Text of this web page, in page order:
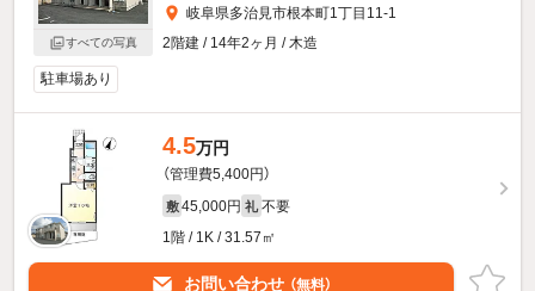
すべての写真
岐阜県多治見市根本町1丁目11-1
2階建 / 14年2ヶ月 / 木造
駐車場あり
4.5万円
（管理費5,400円）
敷 45,000円 礼 不要
1階 / 1K / 31.57㎡
お問い合わせ （無料）